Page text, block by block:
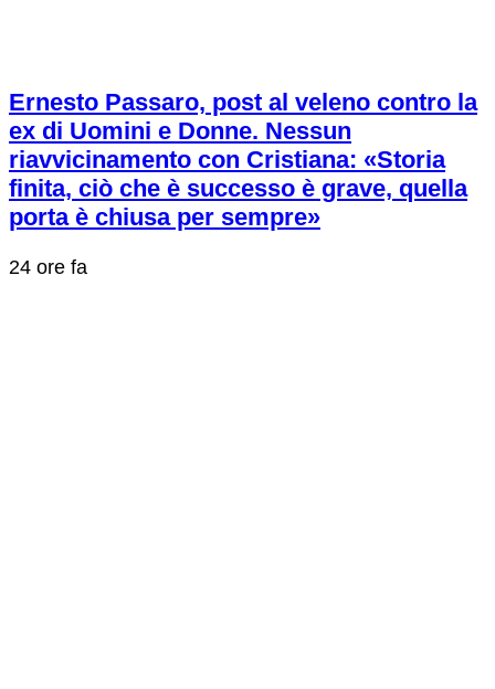
Ernesto Passaro, post al veleno contro la
ex di Uomini e Donne. Nessun
riavvicinamento con Cristiana: «Storia
finita, ciò che è successo è grave, quella
porta è chiusa per sempre»
24 ore fa